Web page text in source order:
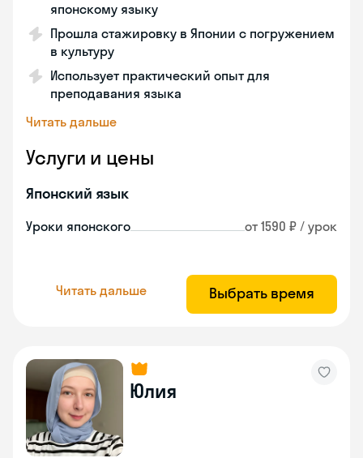
японскому языку
Прошла стажировку в Японии с погружением
в культуру
Использует практический опыт для
преподавания языка
Читать дальше
Услуги и цены
Японский язык
Уроки японского от 1590 ₽ / урок
Читать дальше Выбрать время
Юлия